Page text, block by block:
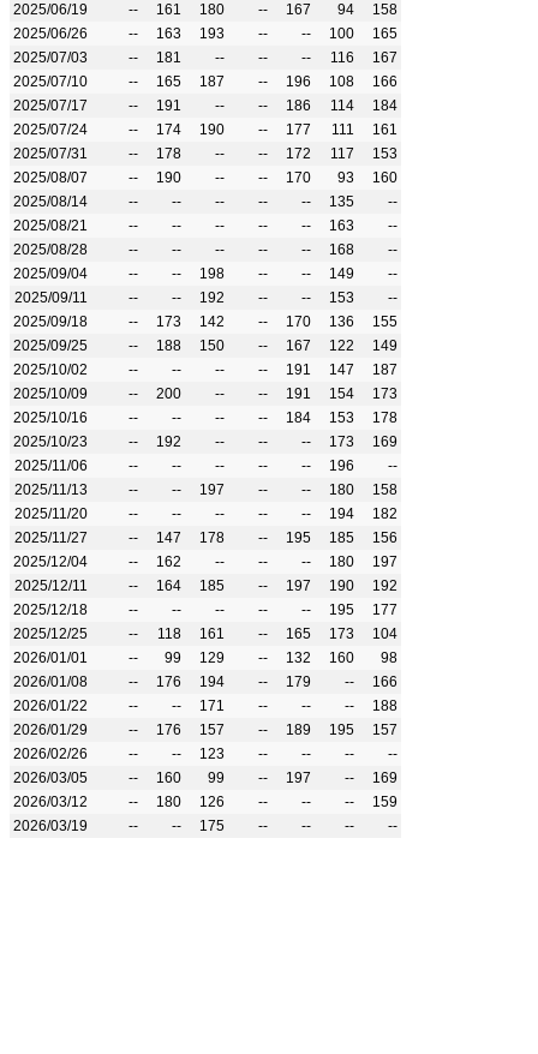
2025/06/19
-- 161 180 -- 167 94
158
2025/06/26
-- 163 193 -- -- 100
165
2025/07/03
-- 181 -- -- -- 116
167
2025/07/10
-- 165 187 -- 196 108
166
2025/07/17
-- 191 -- -- 186 114
184
2025/07/24
-- 174 190 -- 177 111
161
2025/07/31
-- 178 -- -- 172 117
153
2025/08/07
-- 190 -- -- 170 93
160
2025/08/14
-- -- -- -- -- 135
--
2025/08/21
-- -- -- -- -- 163
--
2025/08/28
-- -- -- -- -- 168
--
2025/09/04
-- -- 198 -- -- 149
--
2025/09/11
-- -- 192 -- -- 153
--
2025/09/18
-- 173 142 -- 170 136
155
2025/09/25
-- 188 150 -- 167 122
149
2025/10/02
-- -- -- -- 191 147
187
2025/10/09
-- 200 -- -- 191 154
173
2025/10/16
-- -- -- -- 184 153
178
2025/10/23
-- 192 -- -- -- 173
169
2025/11/06
-- -- -- -- -- 196
--
2025/11/13
-- -- 197 -- -- 180
158
2025/11/20
-- -- -- -- -- 194
182
2025/11/27
-- 147 178 -- 195 185
156
2025/12/04
-- 162 -- -- -- 180
197
2025/12/11
-- 164 185 -- 197 190
192
2025/12/18
-- -- -- -- -- 195
177
2025/12/25
-- 118 161 -- 165 173
104
2026/01/01
-- 99 129 -- 132 160
98
2026/01/08
-- 176 194 -- 179 --
166
2026/01/22
-- -- 171 -- -- --
188
2026/01/29
-- 176 157 -- 189 195
157
2026/02/26
-- -- 123 -- -- --
--
2026/03/05
-- 160 99 -- 197 --
169
2026/03/12
-- 180 126 -- -- --
159
2026/03/19
-- -- 175 -- -- -- --